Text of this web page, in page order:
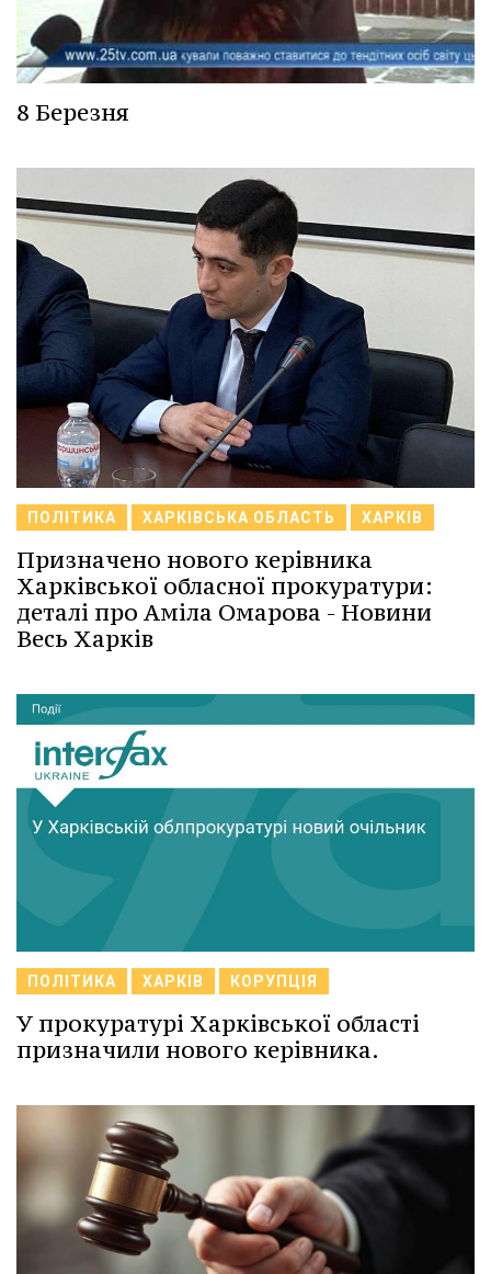
8 Березня
ПОЛІТИКА ХАРКІВСЬКА ОБЛАСТЬ ХАРКІВ
Призначено нового керівника
Харківської обласної прокуратури:
деталі про Аміла Омарова - Новини
Весь Харків
ПОЛІТИКА ХАРКІВ КОРУПЦІЯ
У прокуратурі Харківської області
призначили нового керівника.